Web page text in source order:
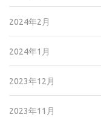
2024年2月
2024年1月
2023年12月
2023年11月